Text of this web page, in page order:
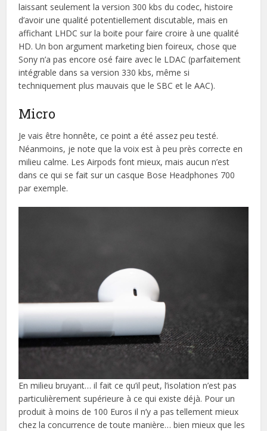
laissant seulement la version 300 kbs du codec, histoire
d’avoir une qualité potentiellement discutable, mais en
affichant LHDC sur la boite pour faire croire à une qualité
HD. Un bon argument marketing bien foireux, chose que
Sony n’a pas encore osé faire avec le LDAC (parfaitement
intégrable dans sa version 330 kbs, même si
techniquement plus mauvais que le SBC et le AAC).
Micro
Je vais être honnête, ce point a été assez peu testé.
Néanmoins, je note que la voix est à peu près correcte en
milieu calme. Les Airpods font mieux, mais aucun n’est
dans ce qui se fait sur un casque Bose Headphones 700
par exemple.
En milieu bruyant… il fait ce qu’il peut, l’isolation n’est pas
particulièrement supérieure à ce qui existe déjà. Pour un
produit à moins de 100 Euros il n’y a pas tellement mieux
chez la concurrence de toute manière… bien mieux que les